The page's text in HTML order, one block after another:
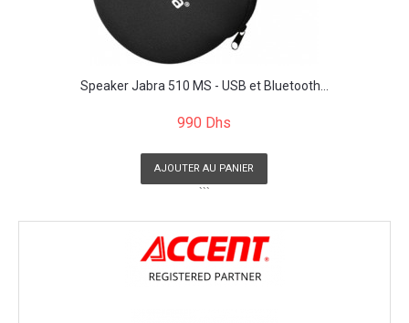
Speaker Jabra 510 MS - USB et Bluetooth...
990 Dhs
AJOUTER AU PANIER
```